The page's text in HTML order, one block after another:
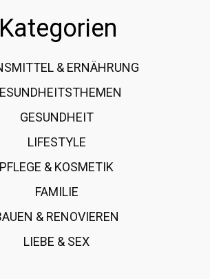
Kategorien
& ERNÄHRUNG
GESUNDHEIT
LIFESTYLE
PFLEGE & KOSMETIK
FAMILIE
& RENOVIEREN
LIEBE & SEX